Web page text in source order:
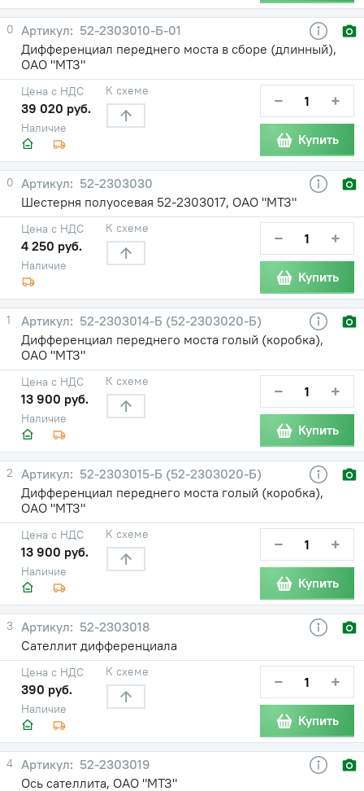
0
52-2303010-Б-01
Дифференциал переднего моста в сборе (длинный),
ОАО "МТЗ"
Наличие
Цена с НДС
39 020 руб.
К схеме − +
Купить
0
52-2303030
Шестерня полуосевая 52-2303017, ОАО "МТЗ"
Наличие
Цена с НДС
4 250 руб.
К схеме − +
Купить
1
52-2303014-Б (52-2303020-Б)
Дифференциал переднего моста голый (коробка),
ОАО "МТЗ"
Наличие
Цена с НДС
13 900 руб.
К схеме − +
Купить
2
52-2303015-Б (52-2303020-Б)
Дифференциал переднего моста голый (коробка),
ОАО "МТЗ"
Наличие
Цена с НДС
13 900 руб.
К схеме − +
Купить
3
52-2303018
Сателлит дифференциала
Наличие
Цена с НДС
390 руб.
К схеме − +
Купить
4
52-2303019
Ось сателлита, ОАО "МТЗ"